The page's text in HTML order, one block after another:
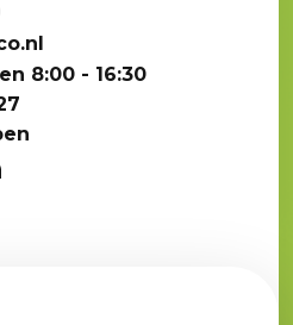
8:00 - 16:30